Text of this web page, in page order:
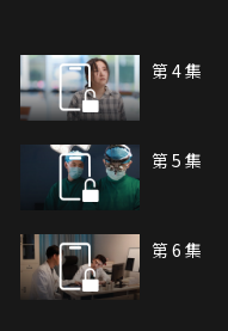
第 4 集
第 5 集
第 6 集